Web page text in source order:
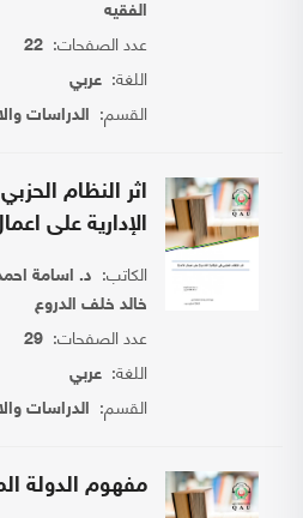
الفقيه
عدد الصفحات:22
اللغة:عربي
القسم: الدراسات
اثر النظام
الإدارية على
الكاتب: د. اسامة
خالد خلف الدروع
عدد الصفحات:29
اللغة:عربي
القسم: الدراسات
مفهوم الدولة